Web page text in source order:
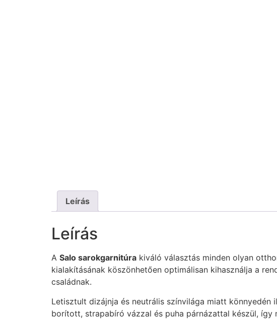
Leírás
Leírás
A Salo sarokgarnitúra kiváló választás minden olyan
kialakításának köszönhetően optimálisan kihasználja a
családnak.
Letisztult dizájnja és neutrális színvilága miatt
borított, strapabíró vázzal és puha párnázattal készül,